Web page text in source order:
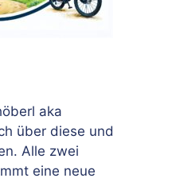
aka
über diese und
Alle zwei
eine neue